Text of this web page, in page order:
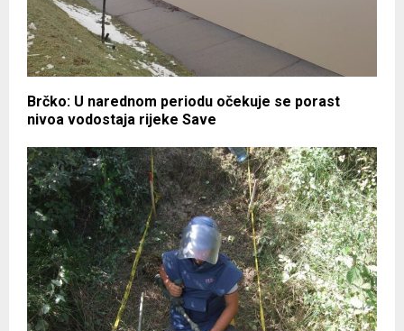
Brčko: U narednom periodu očekuje se porast
nivoa vodostaja rijeke Save